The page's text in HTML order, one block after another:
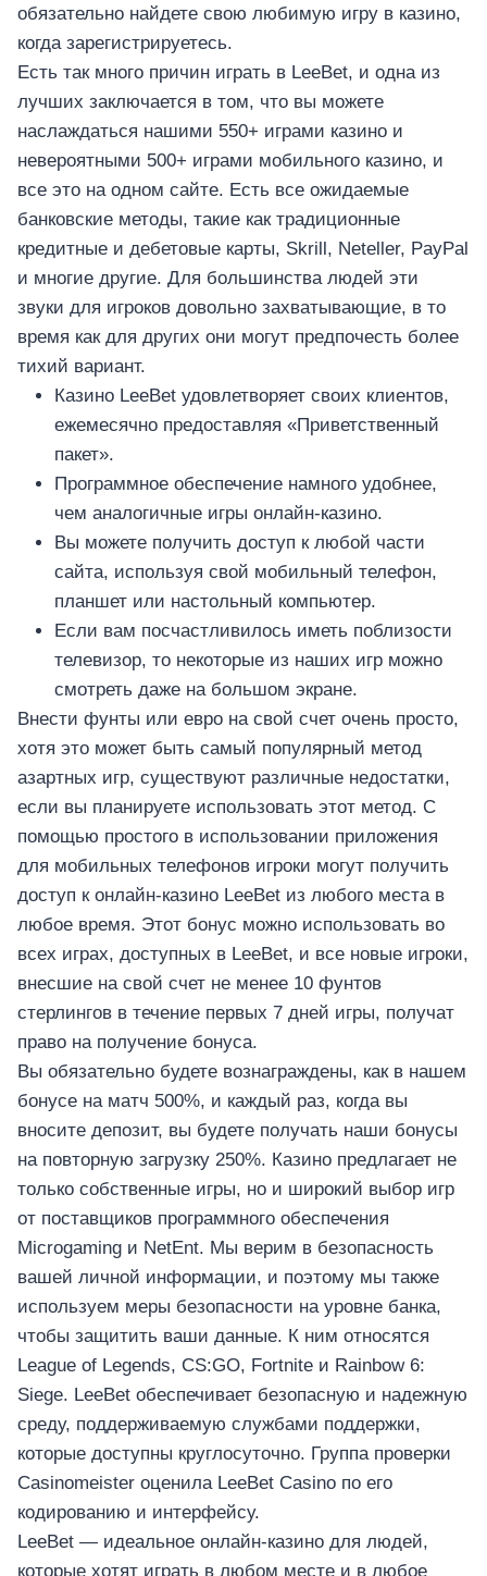
обязательно найдете свою любимую игру в казино,
когда зарегистрируетесь.
Есть так много причин играть в LeeBet, и одна из
лучших заключается в том, что вы можете
наслаждаться нашими 550+ играми казино и
невероятными 500+ играми мобильного казино, и
все это на одном сайте. Есть все ожидаемые
банковские методы, такие как традиционные
кредитные и дебетовые карты, Skrill, Neteller, PayPal
и многие другие. Для большинства людей эти
звуки для игроков довольно захватывающие, в то
время как для других они могут предпочесть более
тихий вариант.
Казино LeeBet удовлетворяет своих клиентов,
ежемесячно предоставляя «Приветственный
пакет».
Программное обеспечение намного удобнее,
чем аналогичные игры онлайн-казино.
Вы можете получить доступ к любой части
сайта, используя свой мобильный телефон,
планшет или настольный компьютер.
Если вам посчастливилось иметь поблизости
телевизор, то некоторые из наших игр можно
смотреть даже на большом экране.
Внести фунты или евро на свой счет очень просто,
хотя это может быть самый популярный метод
азартных игр, существуют различные недостатки,
если вы планируете использовать этот метод. С
помощью простого в использовании приложения
для мобильных телефонов игроки могут получить
доступ к онлайн-казино LeeBet из любого места в
любое время. Этот бонус можно использовать во
всех играх, доступных в LeeBet, и все новые игроки,
внесшие на свой счет не менее 10 фунтов
стерлингов в течение первых 7 дней игры, получат
право на получение бонуса.
Вы обязательно будете вознаграждены, как в нашем
бонусе на матч 500%, и каждый раз, когда вы
вносите депозит, вы будете получать наши бонусы
на повторную загрузку 250%. Казино предлагает не
только собственные игры, но и широкий выбор игр
от поставщиков программного обеспечения
Microgaming и NetEnt. Мы верим в безопасность
вашей личной информации, и поэтому мы также
используем меры безопасности на уровне банка,
чтобы защитить ваши данные. К ним относятся
League of Legends, CS:GO, Fortnite и Rainbow 6:
Siege. LeeBet обеспечивает безопасную и надежную
среду, поддерживаемую службами поддержки,
которые доступны круглосуточно. Группа проверки
Casinomeister оценила LeeBet Casino по его
кодированию и интерфейсу.
LeeBet — идеальное онлайн-казино для людей,
которые хотят играть в любом месте и в любое